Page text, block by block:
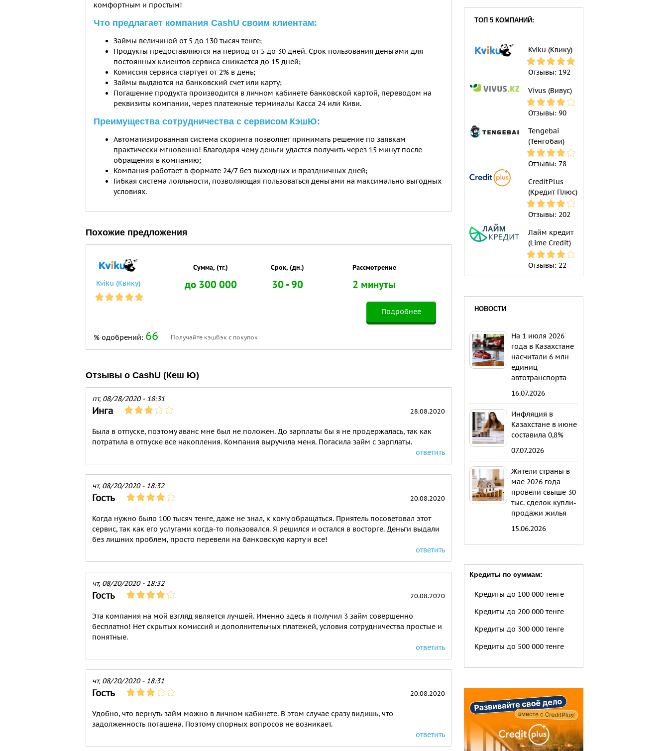
комфортным и простым!
Что предлагает компания CashU своим клиентам:
Займы величиной от 5 до 130 тысяч тенге;
Продукты предоставляются на период от 5 до 30 дней. Срок пользования деньгами для
постоянных клиентов сервиса снижается до 15 дней;
Комиссия сервиса стартует от 2% в день;
Займы выдаются на банковский счет или карту;
Погашение продукта производится в личном кабинете банковской картой, переводом на
реквизиты компании, через платежные терминалы Касса 24 или Киви.
Преимущества сотрудничества с сервисом КэшЮ:
Автоматизированная система скоринга позволяет принимать решение по заявкам
практически мгновенно! Благодаря чему деньги удастся получить через 15 минут после
обращения в компанию;
Компания работает в формате 24/7 без выходных и праздничных дней;
Гибкая система лояльности, позволяющая пользоваться деньгами на максимально выгодных
условиях.
Похожие предложения
Kviku (Квику)
% одобрений: 66
Сумма, (тг.)
до 300 000
Срок, (дн.)
30 - 90
Рассмотрение
2 минуты
Получайте кэшбэк с покупок
Подробнее
Отзывы о CashU (Кеш Ю)
пт, 08/28/2020 - 18:31
Инга 28.08.2020
Была в отпуске, поэтому аванс мне был не положен. До зарплаты бы я не продержалась, так как
потратила в отпуске все накопления. Компания выручила меня. Погасила займ с зарплаты.
ответить
чт, 08/20/2020 - 18:32
Гость 20.08.2020
Когда нужно было 100 тысяч тенге, даже не знал, к кому обращаться. Приятель посоветовал этот
сервис, так как его услугами когда-то пользовался. Я решился и остался в восторге. Деньги выдали
без лишних проблем, просто перевели на банковскую карту и все!
ответить
чт, 08/20/2020 - 18:32
Гость 20.08.2020
Эта компания на мой взгляд является лучшей. Именно здесь я получил 3 займ совершенно
бесплатно! Нет скрытых комиссий и дополнительных платежей, условия сотрудничества простые и
понятные.
ответить
чт, 08/20/2020 - 18:31
Гость 20.08.2020
Удобно, что вернуть займ можно в личном кабинете. В этом случае сразу видишь, что
задолженность погашена. Поэтому спорных вопросов не возникает.
ответить
ТОП 5 КОМПАНИЙ:
Kviku (Квику)
Отзывы: 192
Vivus (Вивус)
Отзывы: 90
Tengebai
(Тенгобаи)
Отзывы: 78
CreditPlus
(Кредит Плюс)
Отзывы: 202
Лайм кредит
(Lime Credit)
Отзывы: 22
НОВОСТИ
На 1 июля 2026
года в Казахстане
насчитали 6 млн
единиц
автотранспорта
16.07.2026
Инфляция в
Казахстане в июне
составила 0,8%
07.07.2026
Жители страны в
мае 2026 года
провели свыше 30
тыс. сделок купли-
продажи жилья
15.06.2026
Кредиты по суммам:
Кредиты до 100 000 тенге
Кредиты до 200 000 тенге
Кредиты до 300 000 тенге
Кредиты до 500 000 тенге